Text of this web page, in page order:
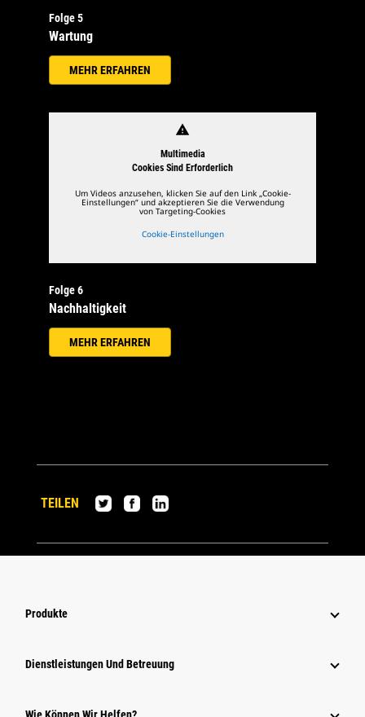
Folge 5
Wartung
MEHR ERFAHREN
warning
Multimedia
Cookies Sind Erforderlich
Um Videos anzusehen, klicken Sie auf den Link „Cookie-
Einstellungen“ und akzeptieren Sie die Verwendung
von Targeting-Cookies
Cookie-Einstellungen
Folge 6
Nachhaltigkeit
MEHR ERFAHREN
TEILEN
Produkte
Dienstleistungen Und Betreuung